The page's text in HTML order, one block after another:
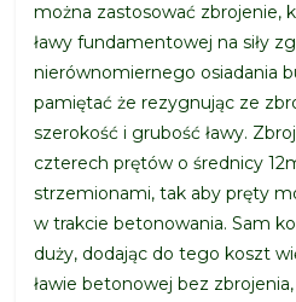
można zastosować zbrojenie,
ławy fundamentowej na siły
nierównomiernego osiadania
pamiętać że rezygnując ze
szerokość i grubość ławy.
czterech prętów o średnicy
strzemionami, tak aby pręty
w trakcie betonowania. Sam
duży, dodając do tego koszt
ławie betonowej bez